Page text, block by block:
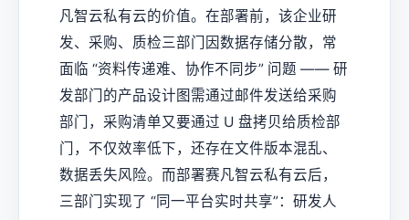
凡智云私有云的价值。在部署前，该企业研
发、采购、质检三部门因数据存储分散，常
面临 “资料传递难、协作不同步” 问题 —— 研
发部门的产品设计图需通过邮件发送给采购
部门，采购清单又要通过 U 盘拷贝给质检部
门，不仅效率低下，还存在文件版本混乱、
数据丢失风险。而部署赛凡智云私有云后，
三部门实现了 “同一平台实时共享”：研发人